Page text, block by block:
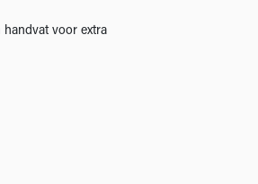
voor extra